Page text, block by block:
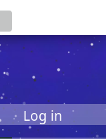
Log in